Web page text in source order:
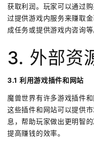
获取利润。玩家可以通过
过提供游戏内服务来赚取
成任务或提供游戏内咨询等
3. 外部资
3.1 利用游戏插件和网站
魔兽世界有许多游戏插件
这些插件和网站可以提供
息，帮助玩家做出更明智
提高赚钱的效率。